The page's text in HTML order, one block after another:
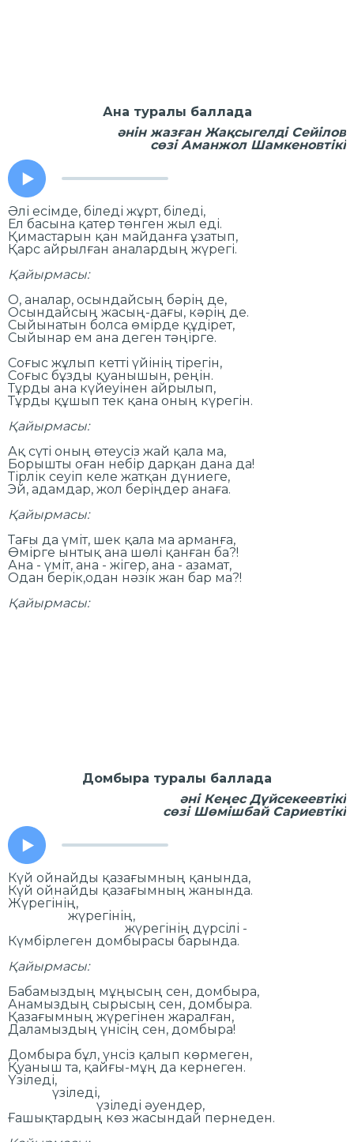
Ана туралы баллада
әнін жазған Жақсыгелді Сейілов
сөзі Аманжол Шамкеновтікі
Әлі есімде, біледі жұрт, біледі,
Ел басына қатер төнген жыл еді.
Қимастарын қан майданға ұзатып,
Қарс айрылған аналардың жүрегі.
Қайырмасы:
О, аналар, осындайсың бәрің де,
Осындайсың жасың-дағы, кәрің де.
Сыйынатын болса өмірде құдірет,
Сыйынар ем ана деген тәңірге.
Соғыс жұлып кетті үйінің тірегін,
Соғыс бұзды қуанышын, реңін.
Тұрды ана күйеуінен айрылып,
Тұрды құшып тек қана оның күрегін.
Қайырмасы:
Ақ сүті оның өтеусіз жай қала ма,
Борышты оған небір дарқан дана да!
Тірлік сеуіп келе жатқан дүниеге,
Эй, адамдар, жол беріңдер анаға.
Қайырмасы:
Тағы да үміт, шек қала ма арманға,
Өмірге ынтық ана шөлі қанған ба?!
Ана - үміт, ана - жігер, ана - азамат,
Одан берік,одан нәзік жан бар ма?!
Қайырмасы:
Домбыра туралы баллада
әні Кеңес Дүйсекеевтікі
сөзі Шөмішбай Сариевтікі
Күй ойнайды қазағымның қанында,
Күй ойнайды қазағымның жанында.
Жүрегінің,
жүрегінің,
жүрегінің дүрсілі -
Күмбірлеген домбырасы барында.
Қайырмасы:
Бабамыздың мұңысың сен, домбыра,
Анамыздың сырысың сен, домбыра.
Қазағымның жүрегінен жаралған,
Даламыздың үнісің сен, домбыра!
Домбыра бұл, үнсіз қалып көрмеген,
Қуаныш та, қайғы-мұң да кернеген.
Үзіледі,
үзіледі,
үзіледі әуендер,
Ғашықтардың көз жасындай пернеден.